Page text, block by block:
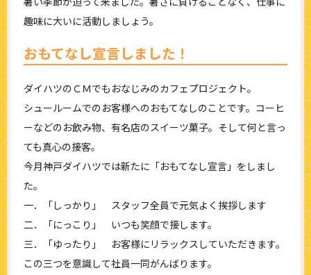
趣味に大いに活動しましょう。
おもてなし宣言しました！
ダイハツのＣＭでもおなじみのカフェプロジェクト。
シュールームでのお客様へのおもてなしのことです。コーヒ
ーなどのお飲み物、有名店のスイーツ菓子。そして何と言っ
ても真心の接客。
今月神戸ダイハツでは新たに「おもてなし宣言」をしまし
た。
一．「しっかり」 スタッフ全員で元気よく挨拶します
二．「にっこり」 いつも笑顔で接します。
三．「ゆったり」 お客様にリラックスしていただきます。
この三つを意識して社員一同がんばります。